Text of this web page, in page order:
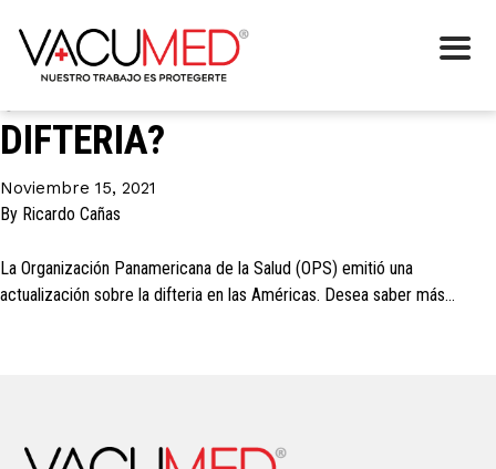
Etiqueta:OPS
¿COMO PROTEGERSE DE LA
DIFTERIA?
Noviembre 15, 2021
By Ricardo Cañas
La Organización Panamericana de la Salud (OPS) emitió una
actualización sobre la difteria en las Américas. Desea saber más…